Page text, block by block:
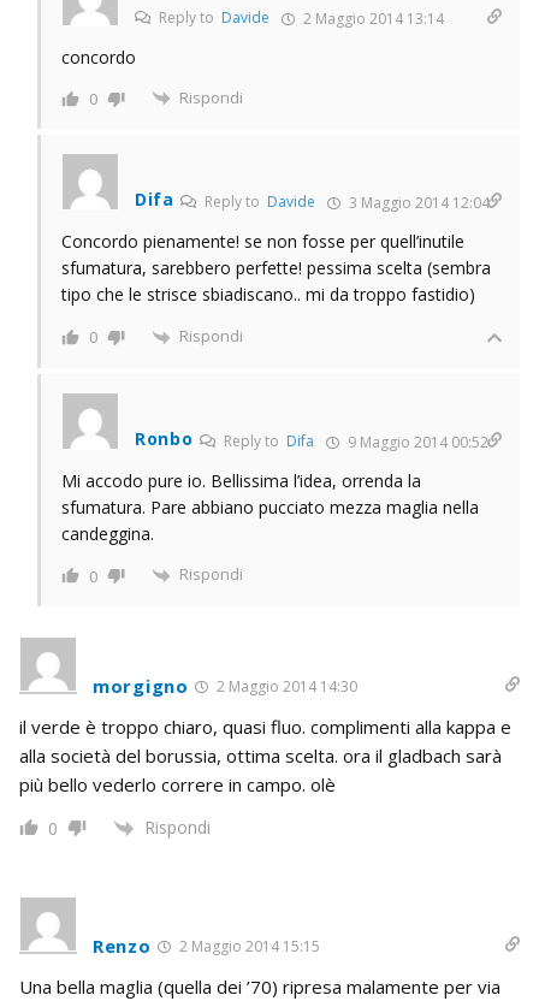
Reply to Davide 2 Maggio 2014 13:14
concordo
0 Rispondi
Difa Reply to Davide 3 Maggio 2014 12:04
Concordo pienamente! se non fosse per quell’inutile
sfumatura, sarebbero perfette! pessima scelta (sembra
tipo che le strisce sbiadiscano.. mi da troppo fastidio)
0 Rispondi
Ronbo Reply to Difa 9 Maggio 2014 00:52
Mi accodo pure io. Bellissima l’idea, orrenda la
sfumatura. Pare abbiano pucciato mezza maglia nella
candeggina.
0 Rispondi
morgigno 2 Maggio 2014 14:30
il verde è troppo chiaro, quasi fluo. complimenti alla kappa e
alla società del borussia, ottima scelta. ora il gladbach sarà
più bello vederlo correre in campo. olè
0 Rispondi
Renzo 2 Maggio 2014 15:15
Una bella maglia (quella dei ’70) ripresa malamente per via